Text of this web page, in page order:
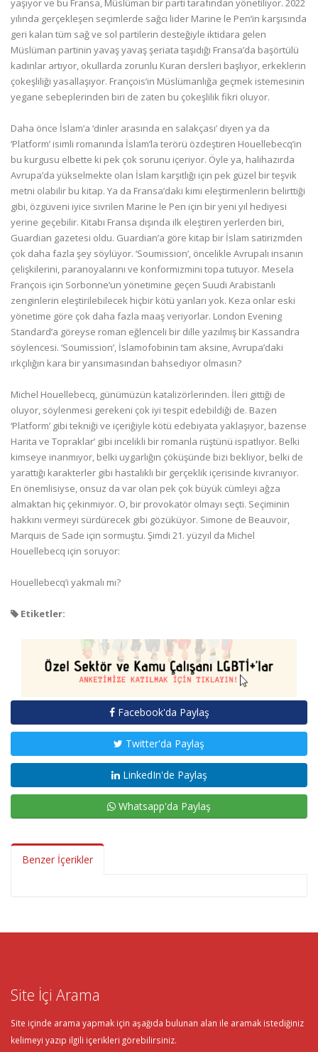
yaşıyor ve bu Fransa, Müslüman bir parti tarafından yönetiliyor. 2022
yılında gerçekleşen seçimlerde sağcı lider Marine le Pen’in karşısında
geri kalan tüm sağ ve sol partilerin desteğiyle iktidara gelen
Müslüman partinin yavaş yavaş şeriata taşıdığı Fransa’da başörtülü
kadınlar artıyor, okullarda zorunlu Kuran dersleri başlıyor, erkeklerin
çokeşliliği yasallaşıyor. François’in Müslümanlığa geçmek istemesinin
yegane sebeplerinden biri de zaten bu çokeşlilik fikri oluyor.
Daha önce İslam’a ‘dinler arasında en salakçası’ diyen ya da
‘Platform’ isimli romanında İslam’la terörü özdeştiren Houellebecq’in
bu kurgusu elbette ki pek çok sorunu içeriyor. Öyle ya, halihazırda
Avrupa’da yükselmekte olan İslam karşıtlığı için pek güzel bir teşvik
metni olabilir bu kitap. Ya da Fransa’daki kimi eleştirmenlerin belirttiği
gibi, özgüveni iyice sivrilen Marine le Pen için bir yeni yıl hediyesi
yerine geçebilir. Kitabı Fransa dışında ilk eleştiren yerlerden biri,
Guardian gazetesi oldu. Guardian’a göre kitap bir İslam satirizmden
çok daha fazla şey söylüyor. ‘Soumission’, öncelikle Avrupalı insanın
çelişkilerini, paranoyalarını ve konformizmini topa tutuyor. Mesela
François için Sorbonne’un yönetimine geçen Suudi Arabistanlı
zenginlerin eleştirilebilecek hiçbir kötü yanları yok. Keza onlar eski
yönetime göre çok daha fazla maaş veriyorlar. London Evening
Standard’a göreyse roman eğlenceli bir dille yazılmış bir Kassandra
söylencesi. ‘Soumission’, İslamofobinin tam aksine, Avrupa’daki
ırkçılığın kara bir yansımasından bahsediyor olmasın?
Michel Houellebecq, günümüzün katalizörlerinden. İleri gittiği de
oluyor, söylenmesi gerekeni çok iyi tespit edebildiği de. Bazen
‘Platform’ gibi tekniği ve içeriğiyle kötü edebiyata yaklaşıyor, bazense
Harita ve Topraklar’ gibi incelikli bir romanla rüştünü ispatlıyor. Belki
kimseye inanmıyor, belki uygarlığın çöküşünde bizi bekliyor, belki de
yarattığı karakterler gibi hastalıklı bir gerçeklik içerisinde kıvranıyor.
En önemlisiyse, onsuz da var olan pek çok büyük cümleyi ağza
almaktan hiç çekinmiyor. O, bir provokatör olmayı seçti. Seçiminin
hakkını vermeyi sürdürecek gibi gözüküyor. Simone de Beauvoir,
Marquis de Sade için sormuştu. Şimdi 21. yüzyıl da Michel
Houellebecq için soruyor:
Houellebecq’i yakmalı mı?
Etiketler:
Facebook'da Paylaş
Twitter'da Paylaş
LinkedIn'de Paylaş
Whatsapp'da Paylaş
Benzer İçerikler
Site İçi Arama
Site içinde arama yapmak için aşağıda bulunan alan ile aramak istediğiniz
kelimeyi yazıp ilgili içerikleri görebilirsiniz.